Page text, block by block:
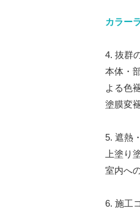
カラー
4. 抜群
本体・
よる色
塗膜変
5. 遮熱
上塗り
室内へ
6. 施工